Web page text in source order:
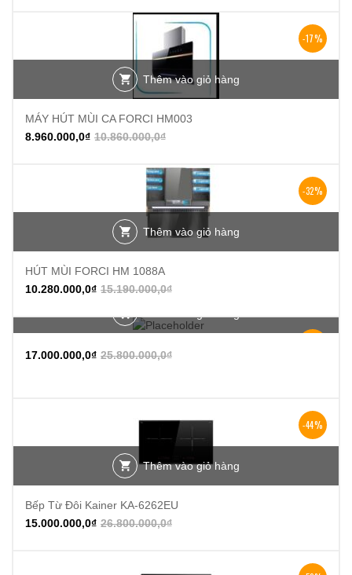
-17%
Thêm vào giỏ hàng
MÁY HÚT MÙI CA FORCI HM003
10.860.000,0₫
8.960.000,0₫
-32%
Thêm vào giỏ hàng
HÚT MÙI FORCI HM 1088A
15.190.000,0₫
10.280.000,0₫
25.800.000,0₫
17.000.000,0₫
-44%
Thêm vào giỏ hàng
Bếp Từ Đôi Kainer KA-6262EU
26.800.000,0₫
15.000.000,0₫